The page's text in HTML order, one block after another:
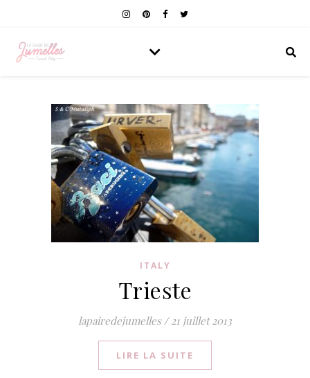
ITALY
Trieste
lapairedejumelles / 21 juillet 2013
LIRE LA SUITE